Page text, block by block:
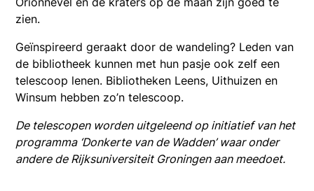
zien.
Geïnspireerd geraakt door de wandeling? Leden van
de bibliotheek kunnen met hun pasje ook zelf een
telescoop lenen. Bibliotheken Leens, Uithuizen en
Winsum hebben zo’n telescoop.
De telescopen worden uitgeleend op initiatief van het
programma ‘Donkerte van de Wadden’ waar onder
andere de Rijksuniversiteit Groningen aan meedoet.